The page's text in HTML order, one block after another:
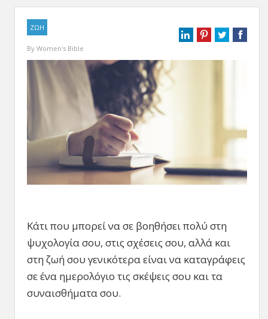
ΖΩΗ
By Women's Bible
Κάτι που μπορεί να σε βοηθήσει πολύ στη
ψυχολογία σου, στις σχέσεις σου, αλλά και
στη ζωή σου γενικότερα είναι να καταγράφεις
σε ένα ημερολόγιο τις σκέψεις σου και τα
συναισθήματα σου.